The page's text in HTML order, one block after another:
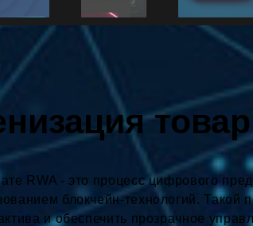
RWA - это процесс цифрового
блокчейн-технологий. Такой
и обеспечить прозрачное